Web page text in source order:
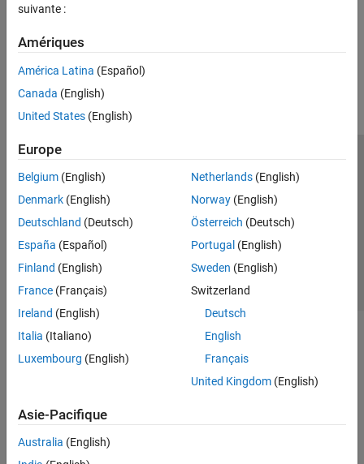
suivante :
Amériques
América Latina (Español)
Canada (English)
United States (English)
Europe
Belgium (English)
Denmark (English)
Deutschland (Deutsch)
España (Español)
Finland (English)
France (Français)
Ireland (English)
Italia (Italiano)
Luxembourg (English)
Netherlands(English)
Norway(English)
Österreich (Deutsch)
Portugal (English)
Sweden (English)
Switzerland
Deutsch
English
Français
United Kingdom(English)
Asie-Pacifique
Australia (English)
Lutte anti-piratage
Contacts locaux
© 1994-2026 The MathWorks, Inc.